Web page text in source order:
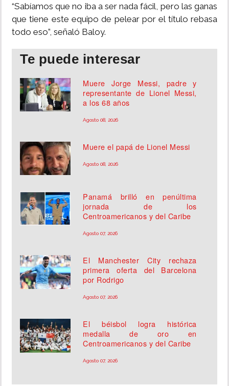
“Sabíamos que no iba a ser nada fácil, pero las ganas
que tiene este equipo de pelear por el título rebasa
todo eso”, señaló Baloy.
Te puede interesar
Muere Jorge Messi, padre y
representante de Lionel Messi,
a los 68 años
Agosto 08, 2026
Muere el papá de Lionel Messi
Agosto 08, 2026
Panamá brilló en penúltima
jornada de los
Centroamericanos y del Caribe
Agosto 07, 2026
El Manchester City rechaza
primera oferta del Barcelona
por Rodrigo
Agosto 07, 2026
El béisbol logra histórica
medalla de oro en
Centroamericanos y del Caribe
Agosto 07, 2026